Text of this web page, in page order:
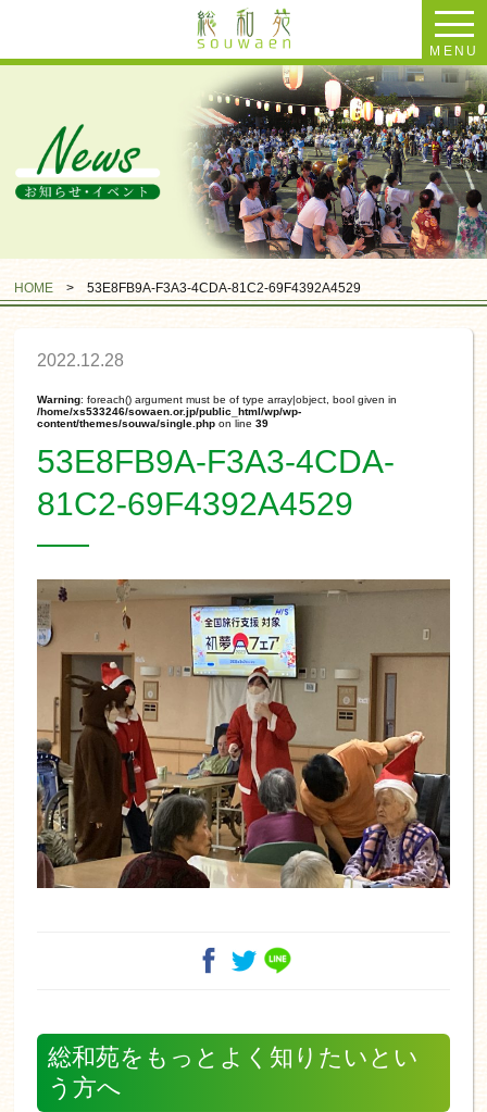
MENU
HOME >53E8FB9A-F3A3-4CDA-81C2-69F4392A4529
2022.12.28
Warning: foreach() argument must be of type array|object, bool given in
/home/xs533246/sowaen.or.jp/public_html/wp/wp-
content/themes/souwa/single.php on line39
53E8FB9A-F3A3-4CDA-
81C2-69F4392A4529
総和苑をもっとよく知りたいとい
う方へ